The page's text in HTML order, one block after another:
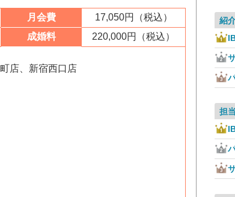
月会費
17,050円（税込）
成婚料 220,000円（税込）
店、新宿西口店
紹
担